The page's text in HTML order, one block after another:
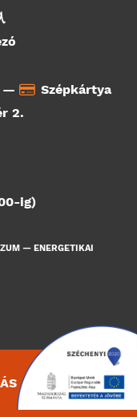
—
Szépkártya
2.
ig)
— ENERGETIKAI